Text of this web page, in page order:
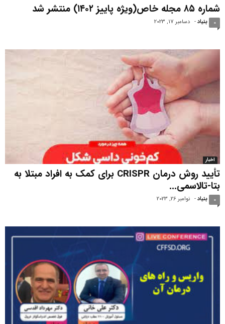
شماره ۸۵ مجله خاص(ویژه پاییز ۱۴۰۲) منتشر شد
بنیاد - دسامبر 17, 2023 0
اخبار
تأیید روش درمان CRISPR برای کمک به افراد مبتلا به
بتا-تالاسمی...
بنیاد - نوامبر 26, 2023 0